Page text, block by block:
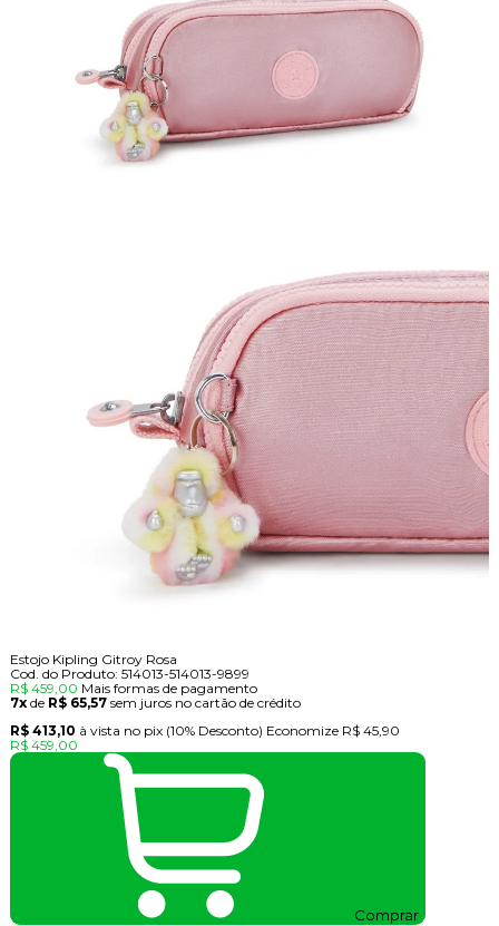
Estojo Kipling Gitroy Rosa
Cod. do Produto: 514013-514013-9899
R$ 459,00 Mais formas de pagamento
7xde R$ 65,57 sem juros no cartão de crédito
R$ 413,10 à vista no pix (10% Desconto) Economize R$ 45,90
R$ 459,00
Comprar